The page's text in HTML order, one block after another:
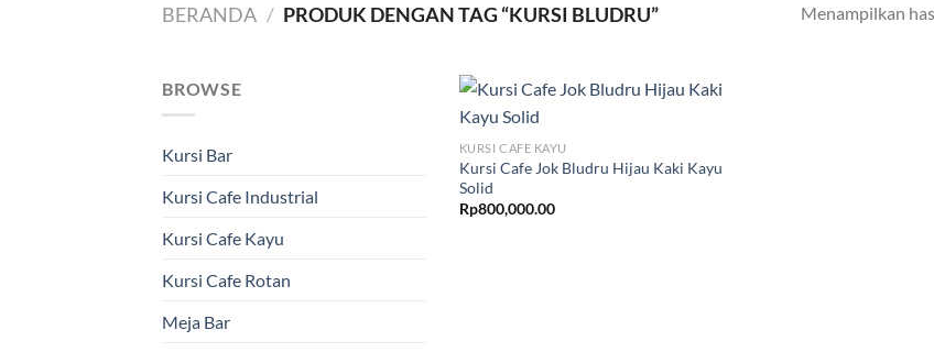
BERANDA / PRODUK DENGAN TAG “KURSI BLUDRU” Menampilkan
BROWSE
Kursi Bar
Kursi Cafe Industrial
Kursi Cafe Kayu
Kursi Cafe Rotan
Meja Bar
KURSI CAFE KAYU
Kursi Cafe Jok Bludru Hijau Kaki Kayu
Solid
Rp800,000.00